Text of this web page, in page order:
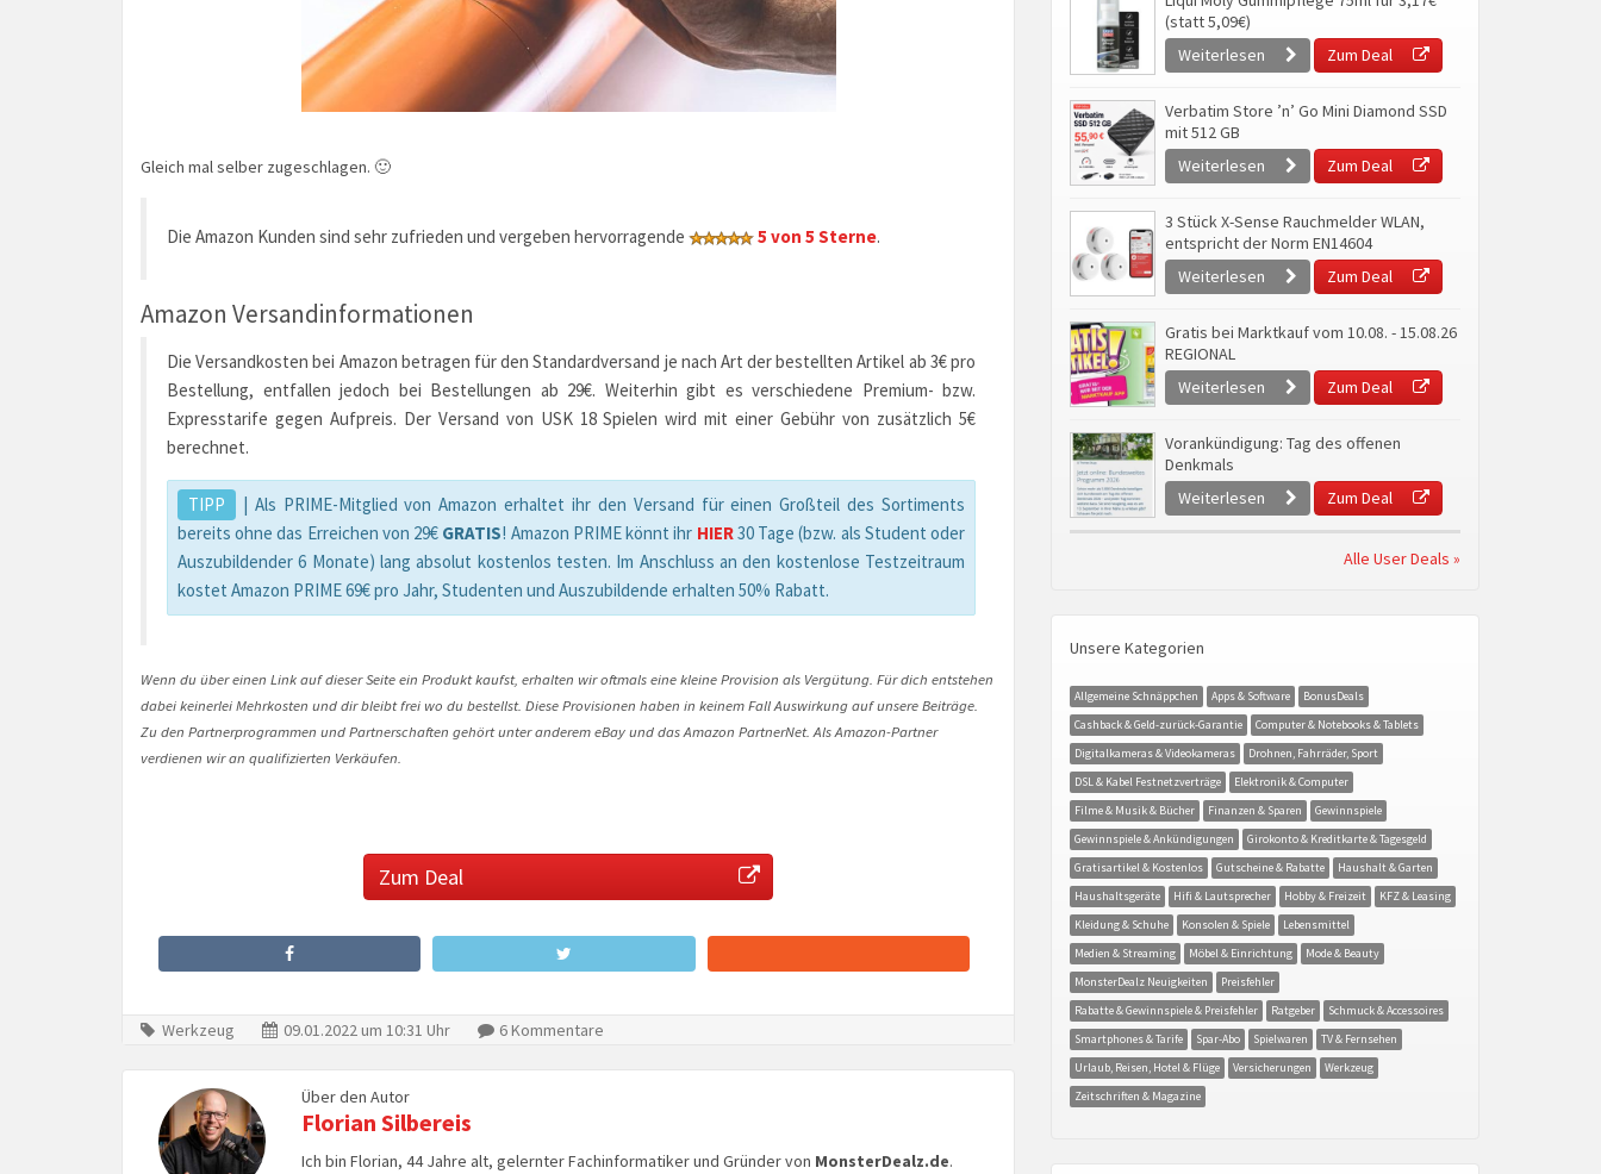
Gleich mal selber zugeschlagen. 🙂
Die Amazon Kunden sind sehr zufrieden und vergeben hervorragende 5 von 5 Sterne.
Amazon Versandinformationen
Die Versandkosten bei Amazon betragen für den Standardversand je nach Art der bestellten Artikel ab 3€ pro
Bestellung, entfallen jedoch bei Bestellungen ab 29€. Weiterhin gibt es verschiedene Premium- bzw.
Expresstarife gegen Aufpreis. Der Versand von USK 18 Spielen wird mit einer Gebühr von zusätzlich 5€
berechnet.
TIPP
| Als PRIME-Mitglied von Amazon erhaltet ihr den Versand für einen Großteil des Sortiments
bereits ohne das Erreichen von 29€ GRATIS! Amazon PRIME könnt ihr HIER30 Tage (bzw. als Student oder
Auszubildender 6 Monate) lang absolut kostenlos testen. Im Anschluss an den kostenlose Testzeitraum
kostet Amazon PRIME 69€ pro Jahr, Studenten und Auszubildende erhalten 50% Rabatt.
Wenn du über einen Link auf dieser Seite ein Produkt kaufst, erhalten wir oftmals eine kleine Provision als Vergütung. Für dich entstehen
dabei keinerlei Mehrkosten und dir bleibt frei wo du bestellst. Diese Provisionen haben in keinem Fall Auswirkung auf unsere Beiträge.
Zu den Partnerprogrammen und Partnerschaften gehört unter anderem eBay und das Amazon PartnerNet. Als Amazon-Partner
verdienen wir an qualifizierten Verkäufen.
Zum Deal
Werkzeug 09.01.2022 um 10:31 Uhr 6 Kommentare
Über den Autor
Florian Silbereis
Ich bin Florian, 44 Jahre alt, gelernter Fachinformatiker und Gründer von MonsterDealz.de.
(statt 5,09€)
Weiterlesen
Zum Deal
Verbatim Store ’n’ Go Mini Diamond SSD
mit 512 GB
Weiterlesen
Zum Deal
3 Stück X-Sense Rauchmelder WLAN,
entspricht der Norm EN14604
Weiterlesen
Zum Deal
Gratis bei Marktkauf vom 10.08. - 15.08.26
REGIONAL
Weiterlesen
Zum Deal
Vorankündigung: Tag des offenen
Denkmals
Weiterlesen
Zum Deal
Alle User Deals »
Unsere Kategorien
Allgemeine Schnäppchen Apps & Software
BonusDeals
Cashback & Geld-zurück-Garantie
Computer & Notebooks & Tablets
Digitalkameras & Videokameras
Drohnen, Fahrräder, Sport
DSL & Kabel Festnetzverträge
Elektronik & Computer
Filme & Musik & Bücher
Finanzen & Sparen
Gewinnspiele
Gewinnspiele & Ankündigungen
Girokonto & Kreditkarte & Tagesgeld
Gratisartikel & Kostenlos
Gutscheine & Rabatte
Haushalt & Garten
Haushaltsgeräte
Hifi & Lautsprecher Hobby & Freizeit
KFZ & Leasing
Kleidung & Schuhe
Konsolen & Spiele
Lebensmittel
Medien & Streaming
Möbel & Einrichtung
Mode & Beauty
MonsterDealz Neuigkeiten
Preisfehler
Rabatte & Gewinnspiele & Preisfehler
Ratgeber
Schmuck & Accessoires
Smartphones & Tarife
Spar-Abo Spielwaren
TV & Fernsehen
Urlaub, Reisen, Hotel & Flüge
Versicherungen
Werkzeug
Zeitschriften & Magazine